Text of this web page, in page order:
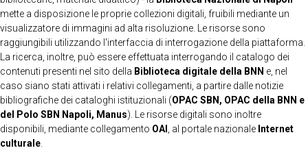
mette a disposizione le proprie collezioni digitali, fruibili mediante un
visualizzatore di immagini ad alta risoluzione. Le risorse sono
raggiungibili utilizzando l'interfaccia di interrogazione della piattaforma.
La ricerca, inoltre, può essere effettuata interrogando il catalogo dei
contenuti presenti nel sito della Biblioteca digitale della BNN e, nel
caso siano stati attivati i relativi collegamenti, a partire dalle notizie
bibliografiche dei cataloghi istituzionali (OPAC SBN, OPAC della BNN e
del Polo SBN Napoli, Manus). Le risorse digitali sono inoltre
disponibili, mediante collegamento OAI , al portale nazionale Internet
culturale